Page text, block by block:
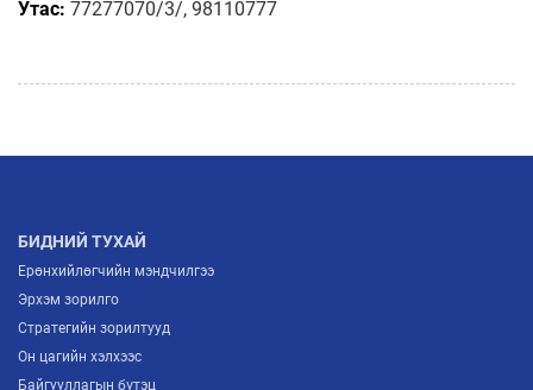
Утас: 77277070/3/, 98110777
БИДНИЙ ТУХАЙ
Ерөнхийлөгчийн мэндчилгээ
Эрхэм зорилго
Стратегийн зорилтууд
Он цагийн хэлхээс
Байгууллагын бүтэц